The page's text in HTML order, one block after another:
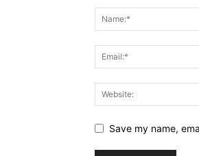
Save my name,